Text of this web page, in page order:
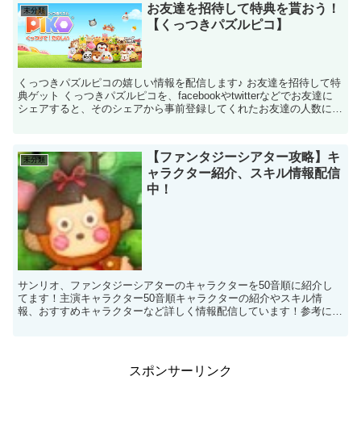
未分類
お友達を招待して特典を貰おう！
【くっつきパズルピコ】
くっつきパズルピコの嬉しい情報を配信します♪ お友達を招待して特
典ゲット くっつきパズルピコを、facebookやtwitterなどでお友達に
シェアすると、そのシェアから事前登録してくれたお友達の人数に応
未分類
【ファンタジーシアター攻略】キ
ャラクター紹介、スキル情報配信
中！
サンリオ、ファンタジーシアターのキャラクターを50音順に紹介し
てます！主演キャラクター50音順キャラクターの紹介やスキル情
報、おすすめキャラクターなど詳しく情報配信しています！参考にし
スポンサーリンク